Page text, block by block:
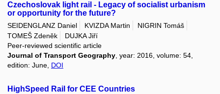
Czechoslovak light rail - Legacy of socialist urbanism
or opportunity for the future?
SEIDENGLANZ Daniel KVIZDA Martin
NIGRIN Tomáš
TOMEŠ Zdeněk
DUJKA Jiří
Peer-reviewed scientific article
Journal of Transport Geography , year: 2016, volume: 54,
edition: June, DOI
HighSpeed Rail for CEE Countries